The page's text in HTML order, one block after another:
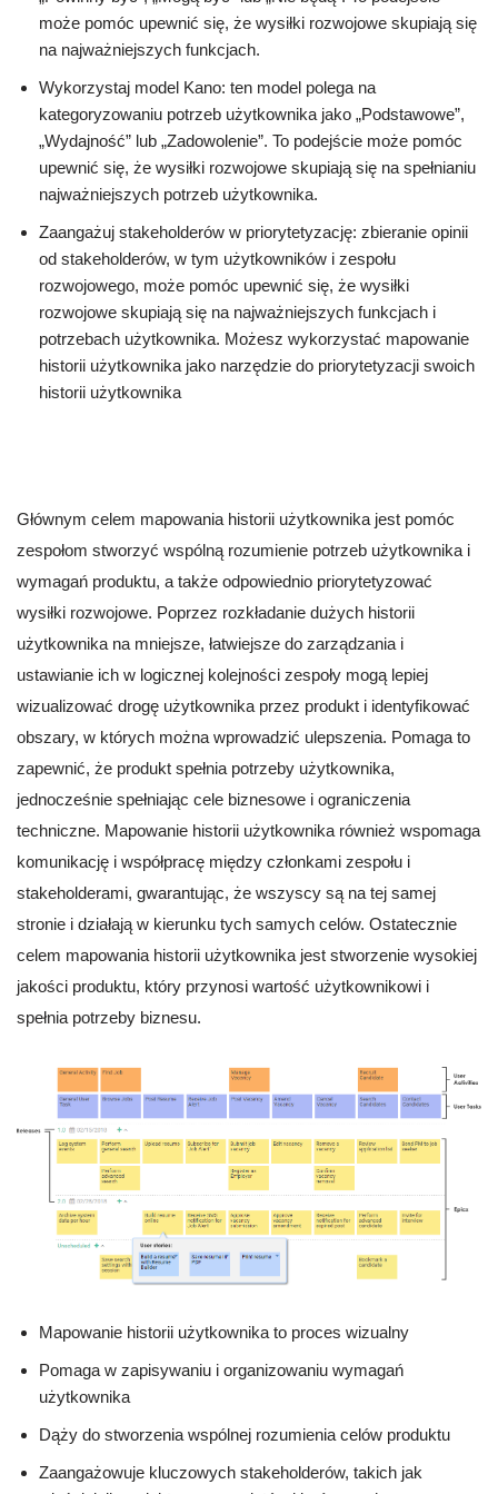
może pomóc upewnić się, że wysiłki rozwojowe skupiają się
na najważniejszych funkcjach.
Wykorzystaj model Kano: ten model polega na
kategoryzowaniu potrzeb użytkownika jako „Podstawowe”,
„Wydajność” lub „Zadowolenie”. To podejście może pomóc
upewnić się, że wysiłki rozwojowe skupiają się na spełnianiu
najważniejszych potrzeb użytkownika.
Zaangażuj stakeholderów w priorytetyzację: zbieranie opinii
od stakeholderów, w tym użytkowników i zespołu
rozwojowego, może pomóc upewnić się, że wysiłki
rozwojowe skupiają się na najważniejszych funkcjach i
potrzebach użytkownika. Możesz wykorzystać mapowanie
historii użytkownika jako narzędzie do priorytetyzacji swoich
historii użytkownika
Głównym celem mapowania historii użytkownika jest pomóc
zespołom stworzyć wspólną rozumienie potrzeb użytkownika i
wymagań produktu, a także odpowiednio priorytetyzować
wysiłki rozwojowe. Poprzez rozkładanie dużych historii
użytkownika na mniejsze, łatwiejsze do zarządzania i
ustawianie ich w logicznej kolejności zespoły mogą lepiej
wizualizować drogę użytkownika przez produkt i identyfikować
obszary, w których można wprowadzić ulepszenia. Pomaga to
zapewnić, że produkt spełnia potrzeby użytkownika,
jednocześnie spełniając cele biznesowe i ograniczenia
techniczne. Mapowanie historii użytkownika również wspomaga
komunikację i współpracę między członkami zespołu i
stakeholderami, gwarantując, że wszyscy są na tej samej
stronie i działają w kierunku tych samych celów. Ostatecznie
celem mapowania historii użytkownika jest stworzenie wysokiej
jakości produktu, który przynosi wartość użytkownikowi i
spełnia potrzeby biznesu.
Mapowanie historii użytkownika to proces wizualny
Pomaga w zapisywaniu i organizowaniu wymagań
użytkownika
Dąży do stworzenia wspólnej rozumienia celów produktu
Zaangażowuje kluczowych stakeholderów, takich jak